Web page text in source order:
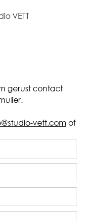
VETT
gerust contact
vett.com of